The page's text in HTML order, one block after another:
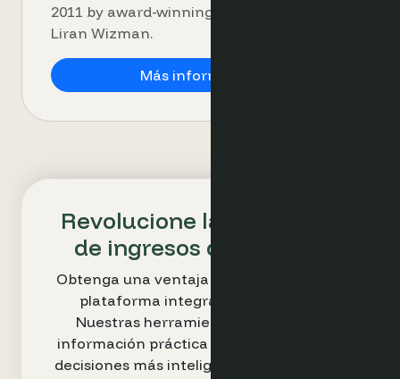
2011 by award-winning industry expert
Liran Wizman.
Más información
Revolucione la estrategia
de ingresos de su hotel
Obtenga una ventaja competitiva con la
plataforma integral de Optimand.
Nuestras herramientas intuitivas e
información práctica le permiten tomar
decisiones más inteligentes e impulsar el